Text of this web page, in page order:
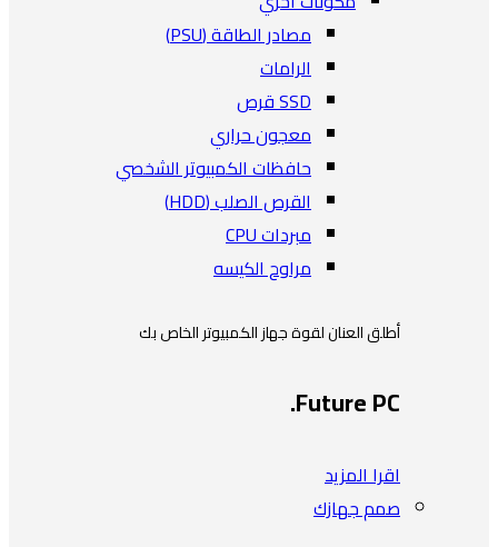
مصادر الطاقة (PSU)
الرامات
SSD قرص
معجون حراري
حافظات الكمبيوتر الشخصي
القرص الصلب (HDD)
مبردات CPU
مراوح الكيسه
أطلق العنان لقوة جهاز الكمبيوتر الخاص بك
Future PC.
اقرا المزيد
صمم جهازك